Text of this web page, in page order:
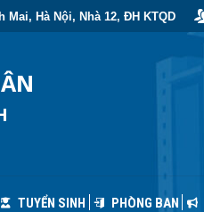
Hà Nội, Nhà 12, ĐH KTQD
TUYỂN SINH PHÒNG BAN
TUYỂN SINH PHÒNG BAN